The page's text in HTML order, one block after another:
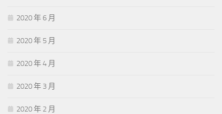
2020 年 6 月
2020 年 5 月
2020 年 4 月
2020 年 3 月
2020 年 2 月